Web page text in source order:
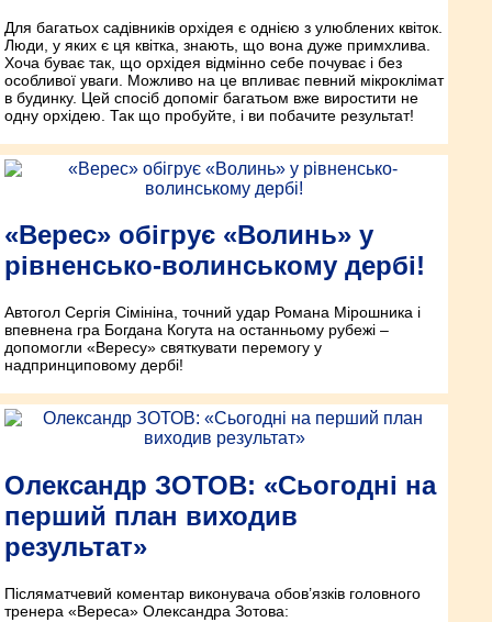
Для багатьох садівників орхідея є однією з улюблених квіток.
Люди, у яких є ця квітка, знають, що вона дуже примхлива.
Хоча буває так, що орхідея відмінно себе почуває і без
особливої уваги. Можливо на це впливає певний мікроклімат
в будинку. Цей спосіб допоміг багатьом вже виростити не
одну орхідею. Так що пробуйте, і ви побачите результат!
«Верес» обігрує «Волинь» у
рівненсько-волинському дербі!
Автогол Сергія Сімініна, точний удар Романа Мірошника і
впевнена гра Богдана Когута на останньому рубежі –
допомогли «Вересу» святкувати перемогу у
надпринциповому дербі!
Олександр ЗОТОВ: «Сьогодні на
перший план виходив
результат»
Післяматчевий коментар виконувача обов’язків головного
тренера «Вереса» Олександра Зотова: